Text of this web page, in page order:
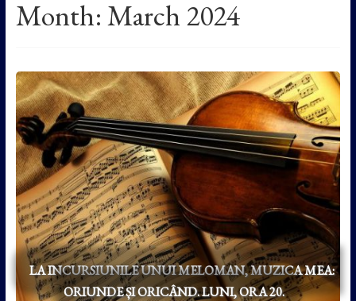
Month:March 2024
LA INCURSIUNILE UNUI MELOMAN, MUZICA MEA:
ORIUNDE ȘI ORICÂND. LUNI, ORA 20.